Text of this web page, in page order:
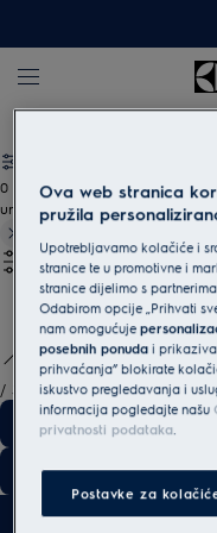
0
undefined
/ 3
Ova web stranica
pružila
Upotrebljavamo kolačiće i
stranice te u promotivne i
stranice dijelimo s
Odabirom opcije „Prihvati
nam omogućuje
posebnih ponuda i
prihvaćanja” blokirate
iskustvo pregledavanja i
informacija pogledajte našu
privatnosti podataka.
Postavke za